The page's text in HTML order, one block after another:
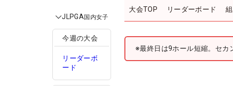
JLPGA国内女子
今週の大会
リーダーボ
ード
大会TOP リーダーボード
※最終日は9ホール短縮。セカ